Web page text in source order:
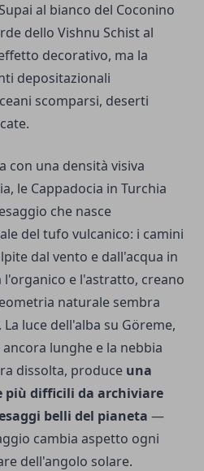
al bianco del Coconino
dello Vishnu Schist al
decorativo, ma la
depositazionali
scomparsi, deserti
con una densità visiva
le Cappadocia in Turchia
che nasce
del tufo vulcanico: i camini
dal vento e dall'acqua in
e l'astratto, creano
naturale sembra
luce dell'alba su Göreme,
lunghe e la nebbia
dissolta, produce una
più difficili da archiviare
belli del pianeta —
cambia aspetto ogni
dell'angolo solare.